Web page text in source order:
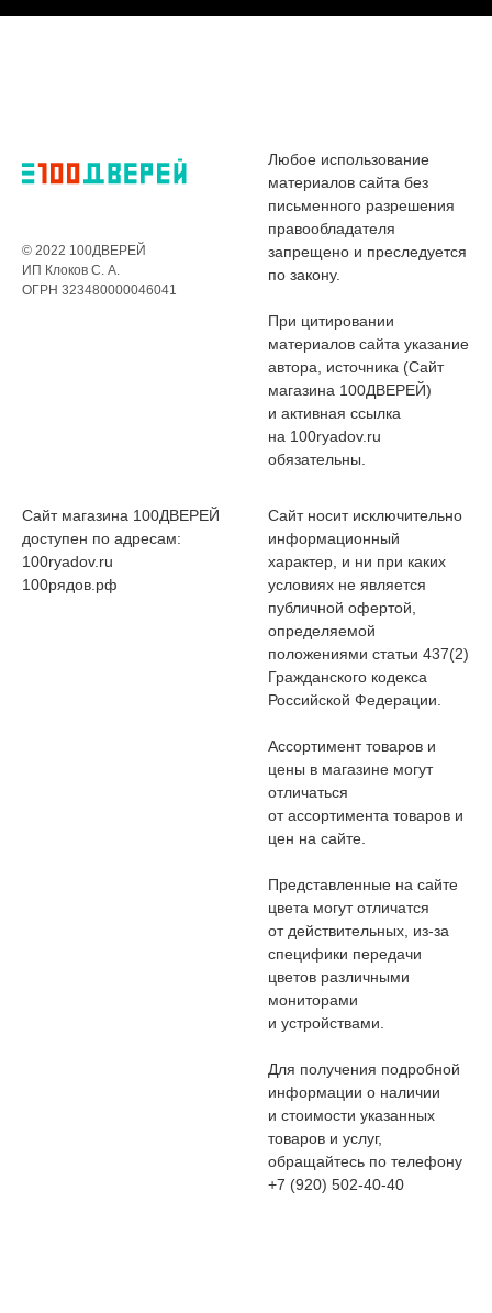
© 2022 100ДВЕРЕЙ
ИП Клоков С. А.
ОГРН 323480000046041
Любое использование
материалов сайта без
письменного разрешения
правообладателя
запрещено и преследуется
по закону.
При цитировании
материалов сайта указание
автора, источника (Сайт
магазина 100ДВЕРЕЙ)
и активная ссылка
на 100ryadov.ru
обязательны.
Сайт магазина 100ДВЕРЕЙ
доступен по адресам:
100ryadov.ru
100рядов.рф
Сайт носит исключительно
информационный
характер, и ни при каких
условиях не является
публичной офертой,
определяемой
положениями статьи 437(2)
Гражданского кодекса
Российской Федерации.
Ассортимент товаров и
цены в магазине могут
отличаться
от ассортимента товаров и
цен на сайте.
Представленные на сайте
цвета могут отличатся
от действительных, из-за
специфики передачи
цветов различными
мониторами
и устройствами.
Для получения подробной
информации о наличии
и стоимости указанных
товаров и услуг,
обращайтесь по телефону
+7 (920) 502-40-40